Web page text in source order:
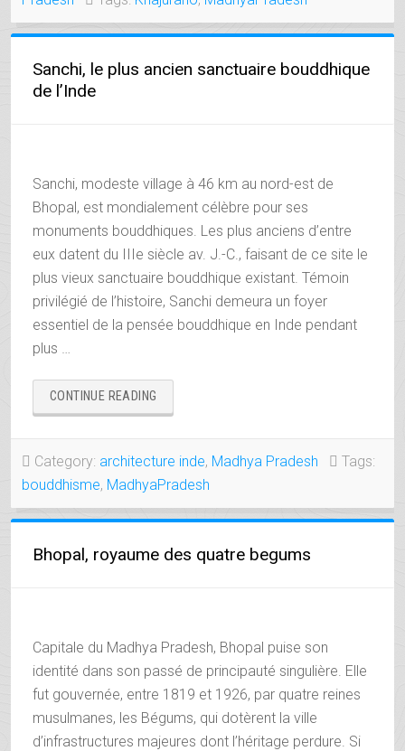
Sanchi, le plus ancien sanctuaire bouddhique
de l’Inde
Sanchi, modeste village à 46 km au nord-est de
Bhopal, est mondialement célèbre pour ses
monuments bouddhiques. Les plus anciens d’entre
eux datent du IIIe siècle av. J.-C., faisant de ce site le
plus vieux sanctuaire bouddhique existant. Témoin
privilégié de l’histoire, Sanchi demeura un foyer
essentiel de la pensée bouddhique en Inde pendant
plus …
CONTINUE READING
LE
SANCTUAIRE
BOUDDHIQUE
L’INDE »
Category: architecture inde, Madhya Pradesh
Tags:
bouddhisme, MadhyaPradesh
Bhopal, royaume des quatre begums
Capitale du Madhya Pradesh, Bhopal puise son
identité dans son passé de principauté singulière. Elle
fut gouvernée, entre 1819 et 1926, par quatre reines
musulmanes, les Bégums, qui dotèrent la ville
d’infrastructures majeures dont l’héritage perdure. Si